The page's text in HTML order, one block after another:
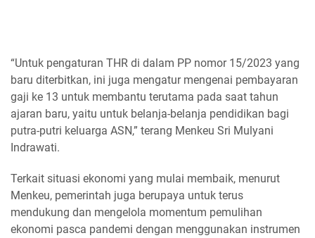
“Untuk pengaturan THR di dalam PP nomor 15/2023 yang
baru diterbitkan, ini juga mengatur mengenai pembayaran
gaji ke 13 untuk membantu terutama pada saat tahun
ajaran baru, yaitu untuk belanja-belanja pendidikan bagi
putra-putri keluarga ASN,” terang Menkeu Sri Mulyani
Indrawati.
Terkait situasi ekonomi yang mulai membaik, menurut
Menkeu, pemerintah juga berupaya untuk terus
mendukung dan mengelola momentum pemulihan
ekonomi pasca pandemi dengan menggunakan instrumen